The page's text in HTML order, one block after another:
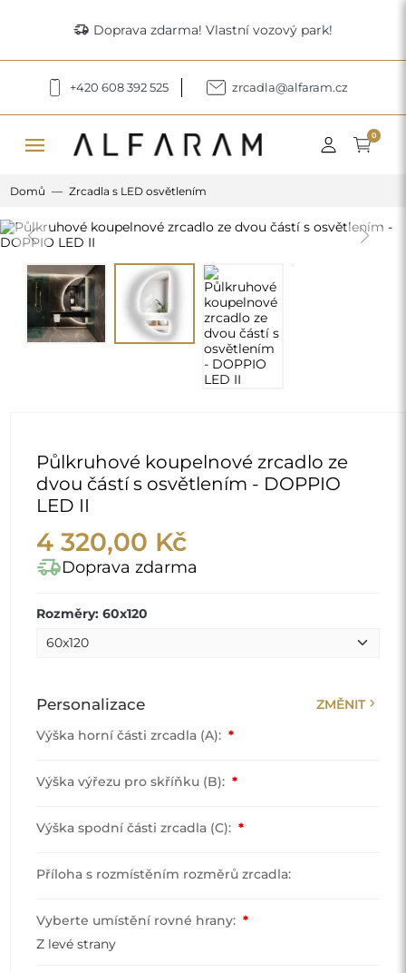
delivery_truck_speed Doprava zdarma! Vlastní vozový park!
+420 608 392 525 zrcadla@alfaram.cz
menu 0
Domů Zrcadla s LED osvětlením
Previous Next
Půlkruhové koupelnové zrcadlo ze
dvou částí s osvětlením - DOPPIO
LED II
4 320,00 Kč
delivery_truck_speedDoprava zdarma
Rozměry: 60x120
Personalizace ZMĚNITchevron_right
Výška horní části zrcadla (A): *
Výška výřezu pro skříňku (B): *
Výška spodní části zrcadla (C): *
Příloha s rozmístěním rozměrů zrcadla:
Vyberte umístění rovné hrany: *
Z levé strany